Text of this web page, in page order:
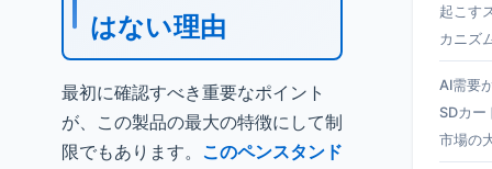
はない理由
最初に確認すべき重要なポイント
が、この製品の最大の特徴にして制
限でもあります。 このペンスタンド
起こす
カニズ
AI需要
SDカー
市場の